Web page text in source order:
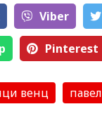
Viber
Pinterest
венц павел